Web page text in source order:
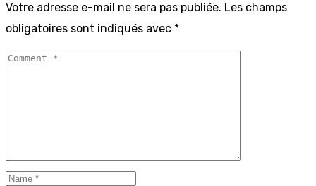
Votre adresse e-mail ne sera pas publiée. Les champs
obligatoires sont indiqués avec *